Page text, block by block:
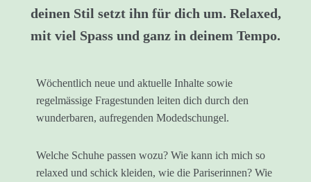
deinen Stil setzt ihn für dich um. Relaxed,
mit viel Spass und ganz in deinem Tempo.
Wöchentlich neue und aktuelle Inhalte sowie
regelmässige Fragestunden leiten dich durch den
wunderbaren, aufregenden Modedschungel.
Welche Schuhe passen wozu? Wie kann ich mich so
relaxed und schick kleiden, wie die Pariserinnen? Wie